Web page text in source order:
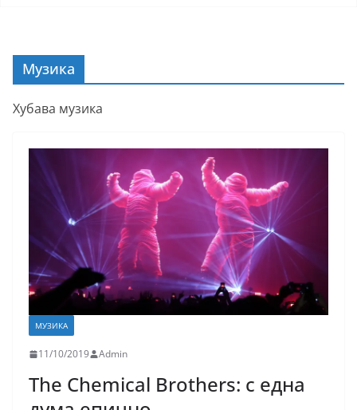
Музика
Хубава музика
МУЗИКА
11/10/2019 Admin
The Chemical Brothers: с една